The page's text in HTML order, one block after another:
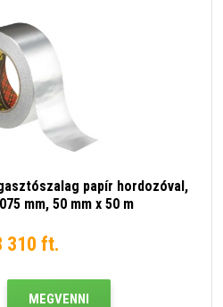
papír hordozóval,
mm, 50 mm x 50 m
310 ft.
MEGVENNI